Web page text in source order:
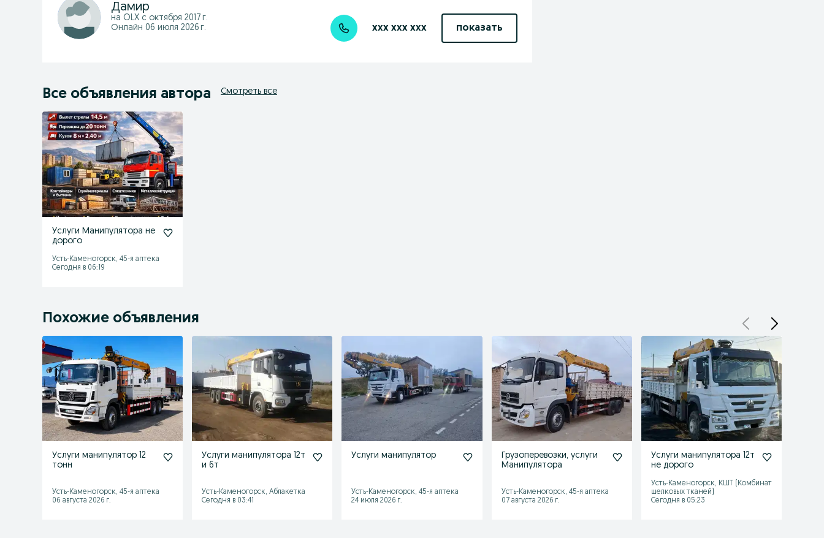
Дамир
на OLX с октября 2017 г.
Онлайн 06 июля 2026 г.
xxx xxx xxx показать
Все объявления автора Смотреть все
Услуги Манипулятора не
дорого
Усть-Каменогорск, 45-я аптека
Сегодня в 06:19
Похожие объявления
Услуги манипулятор 12
тонн
Усть-Каменогорск, 45-я аптека
06 августа 2026 г.
Услуги манипулятора 12т
и 6т
Усть-Каменогорск, Аблакетка
Сегодня в 03:41
Услуги манипулятор
Усть-Каменогорск, 45-я аптека
24 июля 2026 г.
Грузоперевозки, услуги
Манипулятора
Усть-Каменогорск, 45-я аптека
07 августа 2026 г.
Услуги манипулятора 12т
не дорого
Усть-Каменогорск, КШТ (Комбинат
шелковых тканей)
Сегодня в 05:23